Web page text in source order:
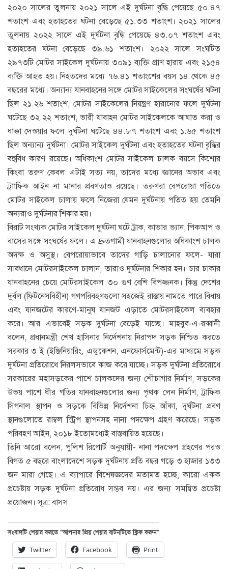
২০২০ সালের তুলনায় ২০২১ সালে এই দুর্ঘটনা বৃদ্ধি পেয়েছে ৫০.৪৭
শতাংশ এবং হতাহতের ঘটনা বেড়েছে ৫১.৩৩ শতাংশ। ২০২১ সালের
তুলনায় ২০২২ সালে এই দুর্ঘটনা বৃদ্ধি পেয়েছে ৪৩.০৭ শতাংশ এবং
হতাহতের ঘটনা বেড়েছে ৩৯.৬১ শতাংশ। ২০২২ সালে সংঘটিত
২৯৭৩টি মোটর সাইকেল দুর্ঘটনায় ৩০৯১ ব্যক্তি প্রাণ হারায় এবং ২১৫৪
ব্যক্তি আহত হয়। নিহতদের মধ্যে ৭৬.৪১ শতাংশের বয়স ১৪ থেকে ৪৫
বছরের মধ্যে। অন্যান্য যানবাহনের সঙ্গে মোটর সাইকেলের সংঘর্ষের ঘটনা
ছিল ২১.২৬ শতাংশ, মোটর সাইকেলের নিয়ন্ত্রণ হারানোর ফলে দুর্ঘটনা
ঘটেছে ৩২.২২ শতাংশ, ভারী যাবাহন মোটর সাইকেলকে আঘাত করা ও
ধাক্কা দেওয়ার ফলে দুর্ঘটনা ঘটেছে ৪৪.৮৭ শতাংশ এবং ১.৬৫ শতাংশ
ছিল অন্যান্য দুর্ঘটনা। মোটর সাইকেল দুর্ঘটনা এবং হতাহতের ঘটনা বৃদ্ধির
বহুবিধ কারণ রয়েছে। অধিকাংশ মোটর সাইকেল চালক বয়সে কিশোর
কিংবা তরুণ কেবল এটাই সত্য নয়, তাদের মধ্যে জ্ঞানের অভাব এবং
ট্রাাফিক আইন না মানার প্রবণতাও রয়েছে। তরুণরা বেপরোয়া গতিতে
মোটর সাইকেল চালায় ফলে নিজেরা যেমন দুর্ঘটনায় পতিত হয় তেমনি
অন্যরাও দুর্ঘটনার শিকার হয়।
বিরাট সংখ্যক মোটর সাইকেল দুর্ঘটনা ঘটে ট্রাক, কাভার ভ্যান, পিকআপ ও
বাসের সঙ্গে সংঘর্ষের ফলে। এ দ্রুতগামী যানবাহনগুলোর অধিকাংশ চালক
অদক্ষ ও অসুস্থ। বেপরোয়াভাবে তাদের গাড়ি চালানোর ফলে- যারা
সাবধানে মোটরসাইকেল চালান, তারাও দুর্ঘটনার শিকার হন। চার চাকার
যানবাহনের চেয়ে মোটরসাইকেল ৩০ গুণ বেশি বিপজ্জনক। কিন্তু দেশের
দুর্বল (ফিটনেসবিহীন) গণপরিবহণগুলো সহজেই রাস্তায় নামতে পারে বিধায়
এবং যানজটের কারণে-মানুষ যানজট এড়াতে মোটরসাইকেল ব্যবহার
করে। আর এভাবেই সড়ক দুর্ঘটনা বেড়েই যাচ্ছে। মাহবুব-এ-রব্বানী
বলেন, প্রধানমন্ত্রী শেখ হাসিনার নির্দেশনায় নিরাপদ সড়ক নিশ্চিত করতে
সরকার ৩ ই (ইঞ্জিনিয়ারিং, এডুকেশন, এনফোর্সমেন্ট)-এর মাধ্যমে সড়ক
দুর্ঘটনা প্রতিরোধে নিরলসভাবে কাজ করে যাচ্ছে। সড়ক দুর্ঘটনা প্রতিরোধে
সরকারের মহাসড়কের পাশে চালকদের জন্য শৌচাগার নির্মাণ, সড়কের
উভয় পাশে ধীর গতির যানবাহনগুলোর জন্য পৃথক লেন নির্মাণ, ট্রাফিক
সিগনাল স্থাপন ও সড়কে বিভিন্ন নির্দেশনা চিহ্ন আঁকা, দুর্ঘটনা প্রবণ
স্থানগুলোতে রাম্বল স্ট্রিপ স্থাপনসহ নানা পদক্ষেপ গ্রহণ করেছে। সড়ক
পরিবহণ আইন, ২০১৮ ইতোমধ্যেই বাস্তবায়িত হয়েছে।
তিনি আরো বলেন, পুলিশ রিপোর্ট অনুযায়ী- নানা পদক্ষেপ গ্রহণের পরও
বিগত ৫ বছরে বাংলাদেশে সড়ক দুর্ঘটনায় প্রতি বছর গড়ে ৩ হাজার ১৩৩
জন মারা গেছে। এ ব্যাপারে বিশেষজ্ঞদের মতামত হচ্ছে, কারো একক
প্রচেষ্টায় সড়ক দুর্ঘটনা প্রতিরোধ সম্ভব নয়। এর জন্য সমন্বিত প্রচেষ্টা
প্রয়োজন। সূত্র: বাসস
সংবাদটি শেয়ার করতে “আপনার প্রিয় শেয়ার বাটনটিতে ক্লিক করুন”
Twitter Facebook Print